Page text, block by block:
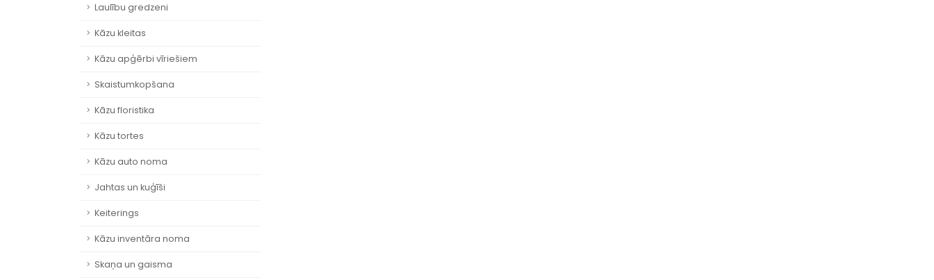
Laulību gredzeni
Kāzu kleitas
Kāzu apģērbi vīriešiem
Skaistumkopšana
Kāzu floristika
Kāzu tortes
Kāzu auto noma
Jahtas un kuģīši
Keiterings
Kāzu inventāra noma
Skaņa un gaisma